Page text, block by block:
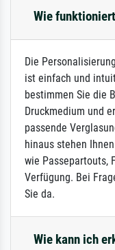
Wie
Die
ist einfach und
bestimmen Sie die
Druckmedium und
passende
hinaus stehen
wie Passepartouts,
Verfügung. Bei
Sie da.
Wie kann ich